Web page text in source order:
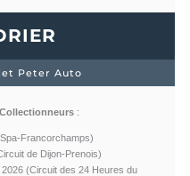
Peter Auto
:
Francorchamps)
de Dijon-Prenois)
2026 (Circuit des 24 Heures du